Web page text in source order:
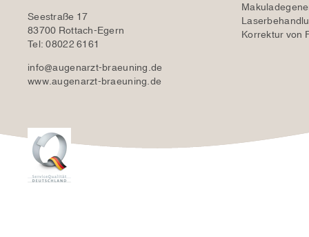
Seestraße 17
83700 Rottach-Egern
Tel: 08022 6161
info@augenarzt-braeuning.de
www.augenarzt-braeuning.de
Korrektur von